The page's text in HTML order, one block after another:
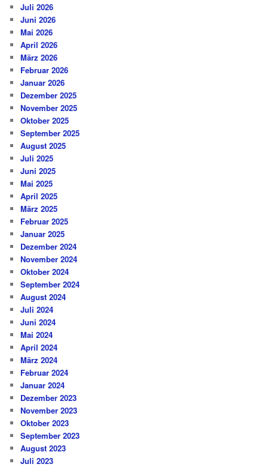
Juli 2026
Juni 2026
Mai 2026
April 2026
März 2026
Februar 2026
Januar 2026
Dezember 2025
November 2025
Oktober 2025
September 2025
August 2025
Juli 2025
Juni 2025
Mai 2025
April 2025
März 2025
Februar 2025
Januar 2025
Dezember 2024
November 2024
Oktober 2024
September 2024
August 2024
Juli 2024
Juni 2024
Mai 2024
April 2024
März 2024
Februar 2024
Januar 2024
Dezember 2023
November 2023
Oktober 2023
September 2023
August 2023
Juli 2023